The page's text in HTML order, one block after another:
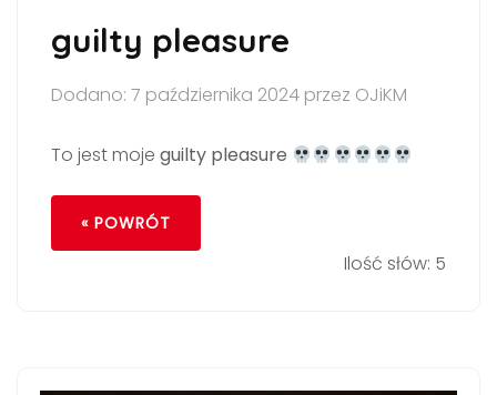
guilty pleasure
Dodano: 7 października 2024 przez OJiKM
To jest moje guilty pleasure
« POWRÓT
Ilość słów: 5